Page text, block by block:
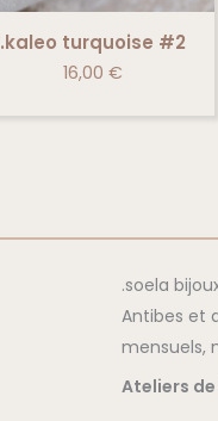
.kaleo turquoise #2
16,00 €
.soela
Antibes et
mensuels,
Ateliers